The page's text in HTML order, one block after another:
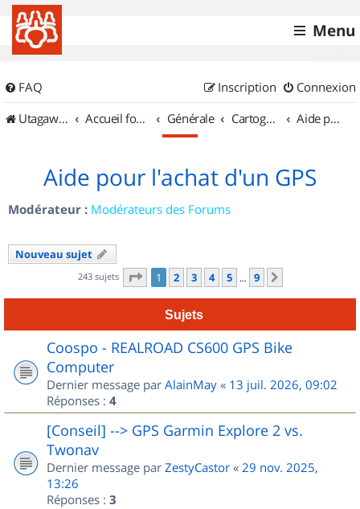
Menu
FAQ Connexion
Inscription
UtagawaVTT (Randos VTT et VTTAE avec traces GPS)
Accueil forum Générale Cartographie et GPS Aide pour l'achat d'un GPS
Aide pour l'achat d'un GPS
Modérateur : Modérateurs des Forums
Nouveau sujet
243 sujets Page 1sur
1 2 3 4 5 … 9
Sujets
Coospo - REALROAD CS600 GPS Bike
Computer
Dernier message par AlainMay « 13 juil. 2026, 09:02
Réponses : 4
[Conseil] --> GPS Garmin Explore 2 vs.
Twonav
Dernier message par ZestyCastor « 29 nov. 2025,
13:26
Réponses : 3